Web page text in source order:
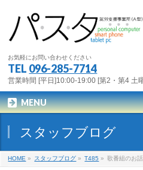
お気軽にお問い合わせください
TEL 096-285-7714
営業時間 [平日]10:00-19:00 [第2・第4 土
MENU
スタッフブログ
HOME » スタッフブログ » T485 » 歌番組のお話